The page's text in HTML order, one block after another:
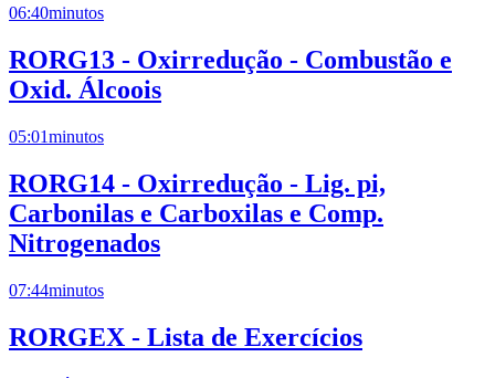
06:40minutos
RORG13 - Oxirredução - Combustão e
Oxid. Álcoois
05:01minutos
RORG14 - Oxirredução - Lig. pi,
Carbonilas e Carboxilas e Comp.
Nitrogenados
07:44minutos
RORGEX - Lista de Exercícios